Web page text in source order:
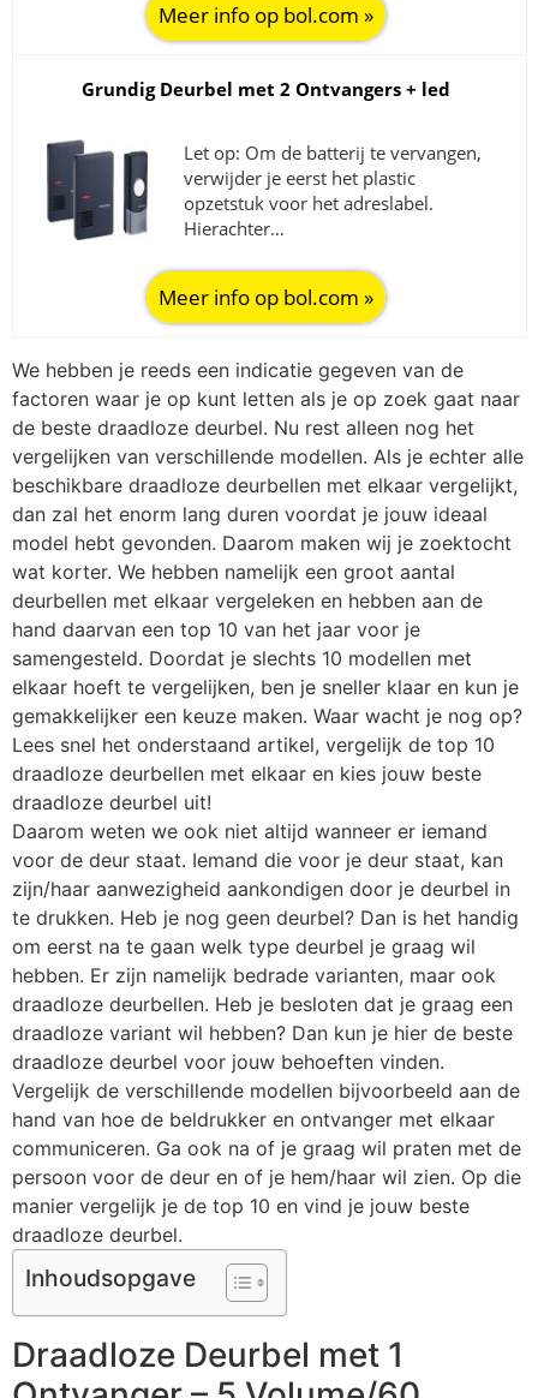
Meer info op bol.com »
Grundig Deurbel met 2 Ontvangers + led
Let op: Om de batterij te vervangen,
verwijder je eerst het plastic
opzetstuk voor het adreslabel.
Hierachter…
Meer info op bol.com »
We hebben je reeds een indicatie gegeven van de
factoren waar je op kunt letten als je op zoek gaat naar
de beste draadloze deurbel. Nu rest alleen nog het
vergelijken van verschillende modellen. Als je echter alle
beschikbare draadloze deurbellen met elkaar vergelijkt,
dan zal het enorm lang duren voordat je jouw ideaal
model hebt gevonden. Daarom maken wij je zoektocht
wat korter. We hebben namelijk een groot aantal
deurbellen met elkaar vergeleken en hebben aan de
hand daarvan een top 10 van het jaar voor je
samengesteld. Doordat je slechts 10 modellen met
elkaar hoeft te vergelijken, ben je sneller klaar en kun je
gemakkelijker een keuze maken. Waar wacht je nog op?
Lees snel het onderstaand artikel, vergelijk de top 10
draadloze deurbellen met elkaar en kies jouw beste
draadloze deurbel uit!
Daarom weten we ook niet altijd wanneer er iemand
voor de deur staat. Iemand die voor je deur staat, kan
zijn/haar aanwezigheid aankondigen door je deurbel in
te drukken. Heb je nog geen deurbel? Dan is het handig
om eerst na te gaan welk type deurbel je graag wil
hebben. Er zijn namelijk bedrade varianten, maar ook
draadloze deurbellen. Heb je besloten dat je graag een
draadloze variant wil hebben? Dan kun je hier de beste
draadloze deurbel voor jouw behoeften vinden.
Vergelijk de verschillende modellen bijvoorbeeld aan de
hand van hoe de beldrukker en ontvanger met elkaar
communiceren. Ga ook na of je graag wil praten met de
persoon voor de deur en of je hem/haar wil zien. Op die
manier vergelijk je de top 10 en vind je jouw beste
draadloze deurbel.
Inhoudsopgave
Draadloze Deurbel met 1